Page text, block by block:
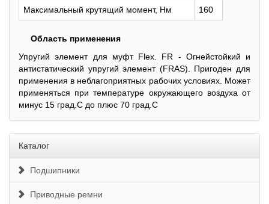
Максимальный крутящий момент, Нм 160
Область применения
Упругий элемент для муфт Flex. FR - Огнейстойкий и
антистатический упругий элемент (FRAS). Пригоден для
применения в неблагоприятных рабочих условиях. Может
применяться при температуре окружающего воздуха от
минус 15 град.С до плюс 70 град.С
Каталог
Подшипники
Приводные ремни